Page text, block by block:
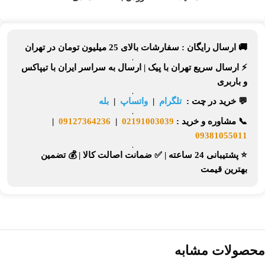
🚚 ارسال رایگان : سفارشات بالای 25 میلیون تومان در تهران
⚡ ارسال سریع تهران با پیک | ارسال به سراسر ایران با تیپاکس
و باربری
💬 خرید در چت :تلگرام | واتساپ | بله
📞 مشاوره و خرید : 02191003039
|
09127364236
|
09381055011
⭐ پشتیبانی 24 ساعته | ✅ ضمانت اصالت کالا |💰 تضمین
بهترین قیمت
محصولات مشابه